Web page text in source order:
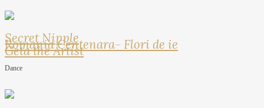
Secret Nipple
Romania Centenara- Flori de ie
Geta the Artist
Dance